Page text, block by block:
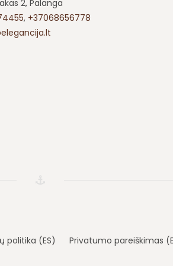
2, Palanga
, +37068656778
politika (ES) Privatumo pareiškimas